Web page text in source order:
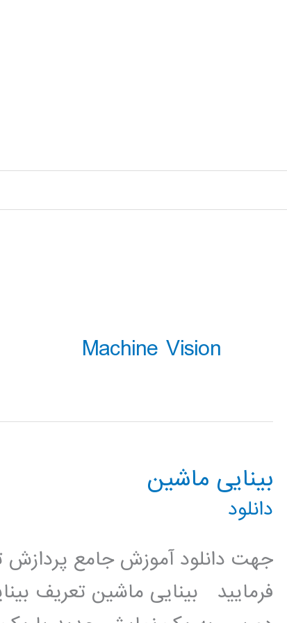
Machine Vision
بینایی ماشین
دانلود
جهت دانلود آموزش جامع پردازش
فرمایید بینایی ماشین تعریف